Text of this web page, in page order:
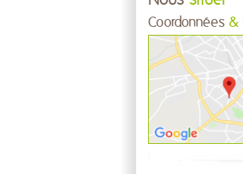
Coordonnées &